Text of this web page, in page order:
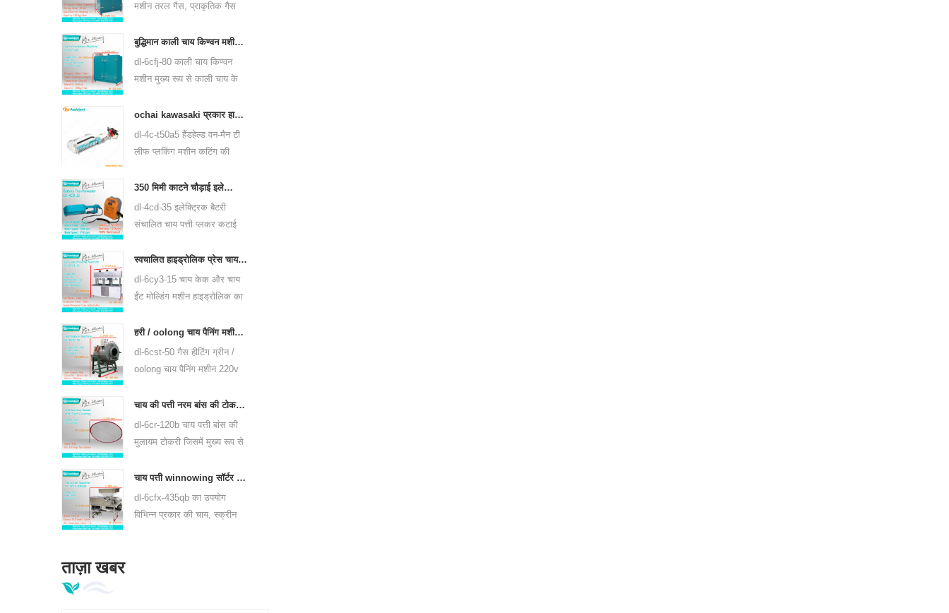
मशीन तरल गैस, प्राकृतिक गैस
है, सभी प्रकार की चाय को सुखा
सकती है, जैसे कि ग्रीन टी, काली
चाय, ऊलोंग चाय और इतने पर।
बुद्धिमान काली चाय किण्वन मशीन 6cfj-80
dl-6cfj-80 काली चाय किण्वन
मशीन मुख्य रूप से काली चाय के
जाती है, जो काली चाय की किण्वन
को बेहतर बनाती है।
ochai kawasaki प्रकार हाथ में एक-आदमी चाय पत्ती की कटाई मशीन 4c-t50a5
dl-4c-t50a5 हैंडहेल्ड वन-मैन टी
लीफ प्लकिंग मशीन कटिंग की
मिमी है, huasheng 1e34f
पेट्रोल इंजन का उपयोग करें।
350 मिमी काटने चौड़ाई इलेक्ट्रिक बैटरी संचालित चाय पत्ती चाय प्लकिंग मशीन 4cd-35
dl-4cd-35 इलेक्ट्रिक बैटरी
संचालित चाय पत्ती प्लकर कटाई
है, बैकपैक लिथियम बैटरी या एसिड
एसिड बैटरी का उपयोग कर।
स्वचालित हाइड्रोलिक प्रेस चाय केक चाय ईंट दबाने की मशीन 6cy3-15
dl-6cy3-15 चाय केक और चाय
ईंट मोल्डिंग मशीन हाइड्रोलिक का
अन्य चाय केक और चाय ईंट दबा
सकते हैं।
हरी / oolong चाय पैनिंग मशीन चाय पत्ती पैननर उपकरण 6cst-50
dl-6cst-50 गैस हीटिंग ग्रीन /
oolong चाय पैनिंग मशीन 220v
50cm, उच्चतम तापमान 350 ℃
का उपयोग कर सकते हैं, यह प्रति
घंटे 25kg चाय की प्रक्रिया कर
चाय की पत्ती नरम बांस की टोकरी जिसमें 6crh-120b शामिल है
dl-6cr-120b चाय पत्ती बांस की
मुलायम टोकरी जिसमें मुख्य रूप से
भंडारण, और प्रत्येक प्रसंस्करण
प्रक्रिया के बीच चाय हस्तांतरित
करने के लिए उपयोग किया जाता
चाय पत्ती winnowing सॉर्टर मशीन dl-6cfx-435qb
dl-6cfx-435qb का उपयोग
विभिन्न प्रकार की चाय, स्क्रीन
ताज़ा खबर